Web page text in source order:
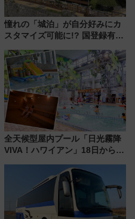
憧れの「城泊」が自分好みにカ
スタマイズ可能に!? 国登録有形
にオーダーメイド型の宿泊プラ
ンが誕生！
全天候型屋内プール「日光霧降
VIVA！ハワイアン」18日から営
ァミリーから大人まで幅広い世
代が一日中楽しる夏のリゾート
を楽しんで